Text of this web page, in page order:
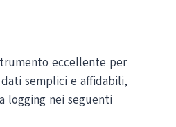
eccellente per
semplici e affidabili,
logging nei seguenti